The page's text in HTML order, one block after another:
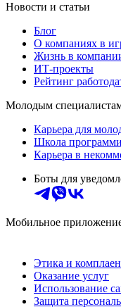
Новости и статьи
Блог
О компаниях в
Жизнь в
ИТ-проекты
Рейтинг
Молодым
Карьера для
Школа
Карьера в
Боты для
Мобильное
Этика и
Оказание услуг
Использование
Защита